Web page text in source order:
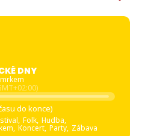
DNY
do konce)
Folk, Hudba,
Koncert, Party, Zábava